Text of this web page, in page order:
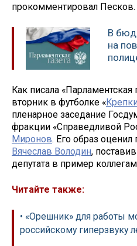
прокомментировал Песков.
В
на
Как писала «Парламентская
вторник в футболке «
пленарное заседание
фракции «Справедливой
Миронов. Его образ оценил
Вячеслав Володин,
депутата в пример
Читайте также:
• «Орешник» для работы
российскому гиперзвуку